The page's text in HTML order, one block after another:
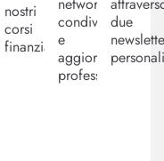
nostri
corsi
finanziati.
condivisione
e
aggiornamento
professionale.
due